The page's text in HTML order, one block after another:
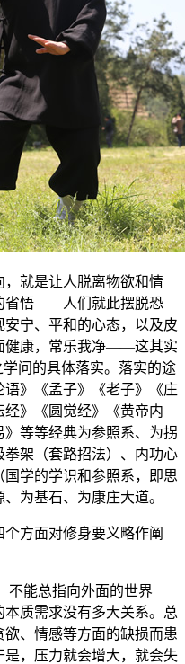
就是让人脱离物欲和情
省悟——人们就此摆脱恐
宁、平和的心态，以及皮
健康，常乐我净——这其实
问的具体落实。落实的途
》《孟子》《老子》《庄
》《圆觉经》《黄帝内
等等经典为参照系、为拐
架（套路招法）、内功心
学的学识和参照系，即思
为基石、为康庄大道。
方面对修身要义略作阐
不能总指向外面的世界
质需求没有多大关系。总
、情感等方面的缺损而患
，压力就会增大，就会失